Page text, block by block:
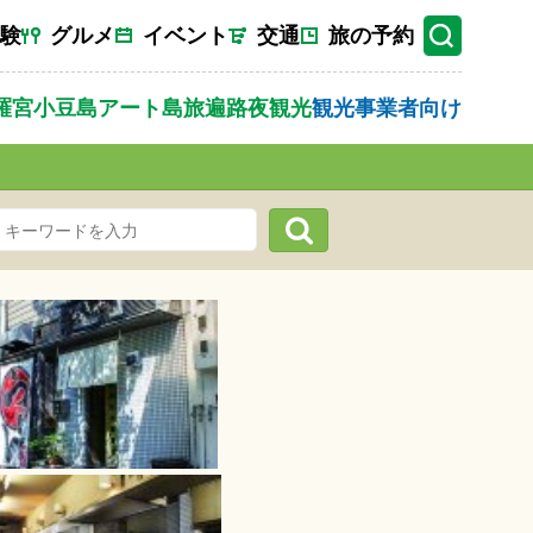
グルメ イベント 交通 旅の予約
宮小豆島アート島旅遍路夜観光観光事業者向け